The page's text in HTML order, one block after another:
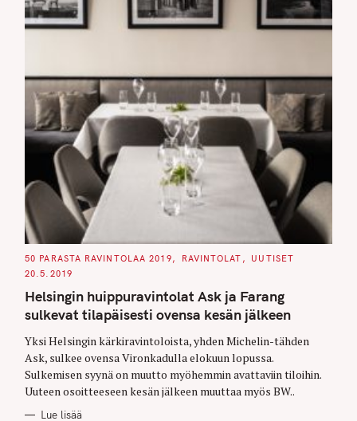
C
T
G
R
S
50 PARASTA RAVINTOLAA 2019 RAVINTOLAT
UUTISET
20.5.2019
Helsingin huippuravintolat Ask ja Farang
sulkevat tilapäisesti ovensa kesän jälkeen
Yksi Helsingin kärkiravintoloista, yhden Michelin-tähden
Ask, sulkee ovensa Vironkadulla elokuun lopussa.
Sulkemisen syynä on muutto myöhemmin avattaviin tiloihin.
Uuteen osoitteeseen kesän jälkeen muuttaa myös BW..
Lue lisää